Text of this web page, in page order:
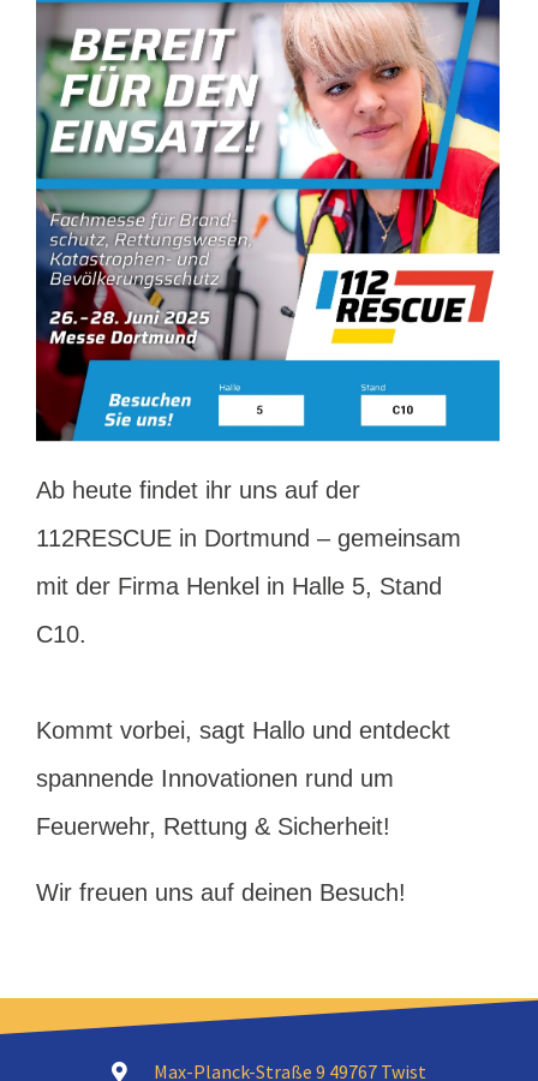
Ab heute findet ihr uns auf der
112RESCUE in Dortmund – gemeinsam
mit der Firma Henkel in Halle 5, Stand
C10.
Kommt vorbei, sagt Hallo und entdeckt
spannende Innovationen rund um
Feuerwehr, Rettung & Sicherheit!
Wir freuen uns auf deinen Besuch!
Max-Planck-Straße 9 49767 Twist